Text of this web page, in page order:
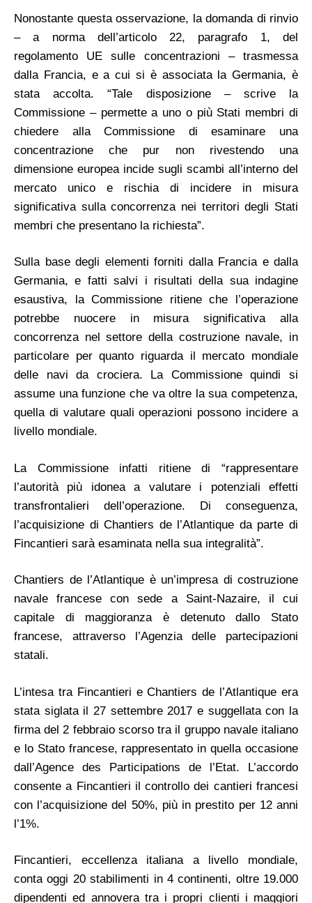
Nonostante questa osservazione, la domanda di rinvio
– a norma dell’articolo 22, paragrafo 1, del
regolamento UE sulle concentrazioni – trasmessa
dalla Francia, e a cui si è associata la Germania, è
stata accolta. “Tale disposizione – scrive la
Commissione – permette a uno o più Stati membri di
chiedere alla Commissione di esaminare una
concentrazione che pur non rivestendo una
dimensione europea incide sugli scambi all’interno del
mercato unico e rischia di incidere in misura
significativa sulla concorrenza nei territori degli Stati
membri che presentano la richiesta”.
Sulla base degli elementi forniti dalla Francia e dalla
Germania, e fatti salvi i risultati della sua indagine
esaustiva, la Commissione ritiene che l’operazione
potrebbe nuocere in misura significativa alla
concorrenza nel settore della costruzione navale, in
particolare per quanto riguarda il mercato mondiale
delle navi da crociera. La Commissione quindi si
assume una funzione che va oltre la sua competenza,
quella di valutare quali operazioni possono incidere a
livello mondiale.
La Commissione infatti ritiene di “rappresentare
l’autorità più idonea a valutare i potenziali effetti
transfrontalieri dell’operazione. Di conseguenza,
l’acquisizione di Chantiers de l’Atlantique da parte di
Fincantieri sarà esaminata nella sua integralità”.
Chantiers de l’Atlantique è un’impresa di costruzione
navale francese con sede a Saint-Nazaire, il cui
capitale di maggioranza è detenuto dallo Stato
francese, attraverso l’Agenzia delle partecipazioni
statali.
L’intesa tra Fincantieri e Chantiers de l’Atlantique era
stata siglata il 27 settembre 2017 e suggellata con la
firma del 2 febbraio scorso tra il gruppo navale italiano
e lo Stato francese, rappresentato in quella occasione
dall’Agence des Participations de l’Etat. L’accordo
consente a Fincantieri il controllo dei cantieri francesi
con l’acquisizione del 50%, più in prestito per 12 anni
l’1%.
Fincantieri, eccellenza italiana a livello mondiale,
conta oggi 20 stabilimenti in 4 continenti, oltre 19.000
dipendenti ed annovera tra i propri clienti i maggiori